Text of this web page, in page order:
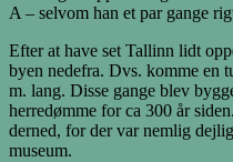
A – selvom han et par gange
Efter at have set Tallinn lidt
byen nedefra. Dvs. komme en
m. lang. Disse gange blev
herredømme for ca 300 år
derned, for der var nemlig
museum.